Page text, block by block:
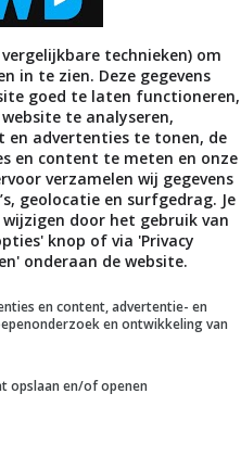
voorheen is het
met alle apps die
ineens een
wordt vanaf
technieken) om
in te zien. Deze gegevens
goed te laten functioneren,
te analyseren,
en advertenties te tonen, de
en content te meten en onze
verzamelen wij gegevens
geolocatie en surfgedrag. Je
door het gebruik van
knop of via 'Privacy
onderaan de website.
en content, advertentie- en
en ontwikkeling van
opslaan en/of openen